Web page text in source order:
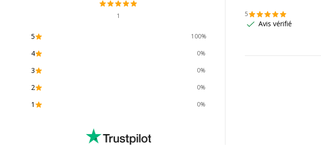
Code barre maitre
1
5 100%
4 0%
3 0%
2 0%
1 0%
5
Avis vérifié